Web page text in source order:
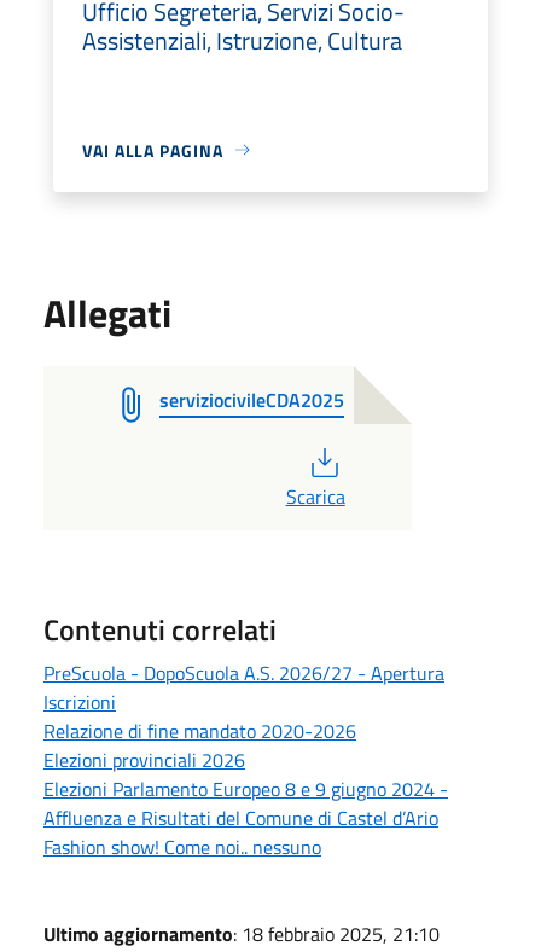
Ufficio Segreteria, Servizi Socio-
Assistenziali, Istruzione, Cultura
VAI ALLA PAGINA
Allegati
serviziocivileCDA2025
Scarica
Contenuti correlati
PreScuola - DopoScuola A.S. 2026/27 - Apertura
Iscrizioni
Relazione di fine mandato 2020-2026
Elezioni provinciali 2026
Elezioni Parlamento Europeo 8 e 9 giugno 2024 -
Affluenza e Risultati del Comune di Castel d’Ario
Fashion show! Come noi.. nessuno
Ultimo aggiornamento: 18 febbraio 2025, 21:10